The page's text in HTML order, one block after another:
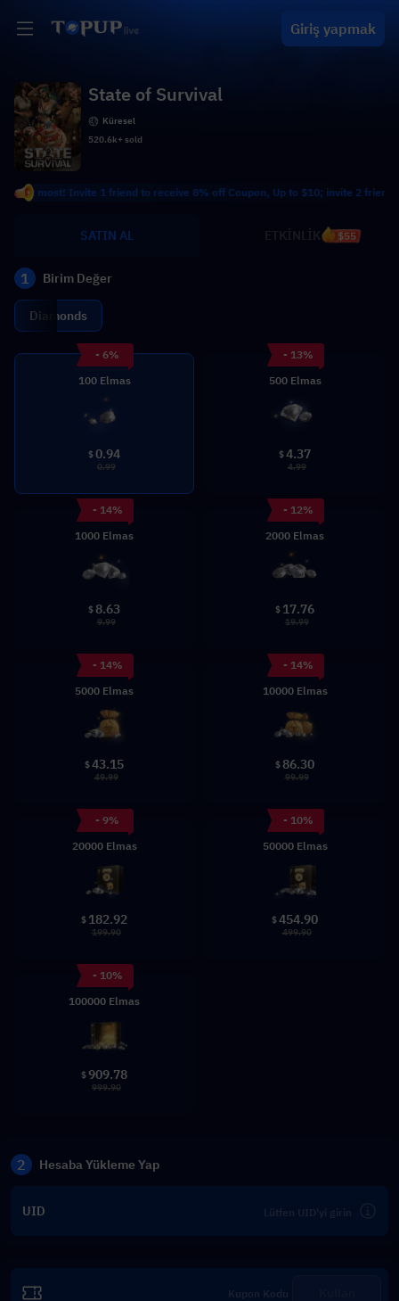
Giriş yapmak
State of Survival
Küresel
520.6k+ sold
most! Invite 1 friend to receive 8% off Coupon, Up to $10; invite 2
SATIN AL $55
1 Birim Değer
Diamonds
- 6%
100 Elmas
$0.94
0.99
- 13%
500 Elmas
$4.37
4.99
- 14%
1000 Elmas
$ 8.63
9.99
- 12%
2000 Elmas
$ 17.76
19.99
- 14%
5000 Elmas
$43.15
49.99
- 14%
10000 Elmas
$ 86.30
99.99
- 9%
20000 Elmas
$ 182.92
199.90
- 10%
50000 Elmas
$454.90
499.90
- 10%
100000 Elmas
$909.78
999.90
2 Hesaba Yükleme Yap
UID